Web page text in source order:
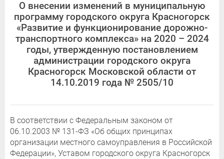
О внесении изменений в муниципальную
программу городского округа Красногорск
«Развитие и функционирование дорожно-
транспортного комплекса» на 2020 – 2024
годы, утвержденную постановлением
администрации городского округа
Красногорск Московской области от
14.10.2019 года № 2505/10
В соответствии с Федеральным законом от
06.10.2003 № 131-ФЗ «Об общих принципах
организации местного самоуправления в Российской
Федерации», Уставом городского округа Красногорск